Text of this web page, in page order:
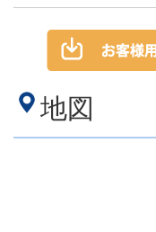
地図